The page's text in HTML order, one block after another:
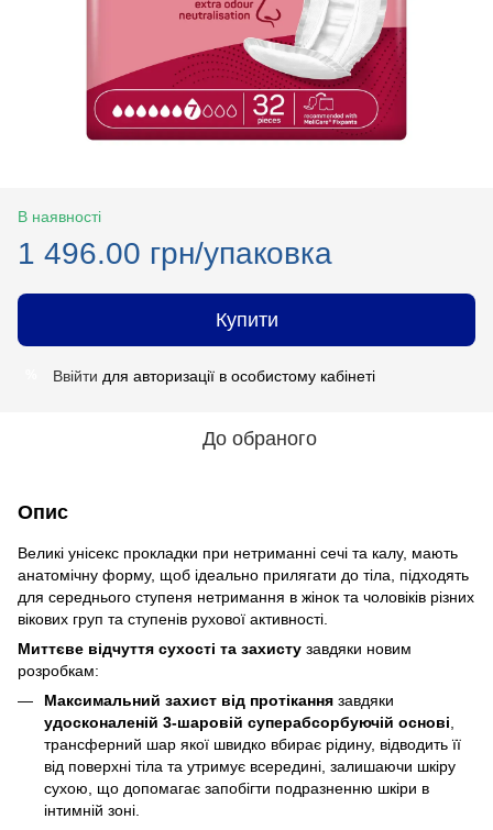
В наявності
1 496.00 грн/упаковка
Купити
Ввійти для авторизації в особистому кабінеті
До обраного
Опис
Великі унісекс прокладки при нетриманні сечі та калу, мають
анатомічну форму, щоб ідеально прилягати до тіла, підходять
для середнього ступеня нетримання в жінок та чоловіків різних
вікових груп та ступенів рухової активності.
Миттєве відчуття сухості та захисту завдяки новим
розробкам:
Максимальний захист від протікання завдяки
удосконаленій 3-шаровій суперабсорбуючій основі
трансферний шар якої швидко вбирає рідину, відводить її
від поверхні тіла та утримує всередині, залишаючи шкіру
сухою, що допомагає запобігти подразненню шкіри в
інтимній зоні.